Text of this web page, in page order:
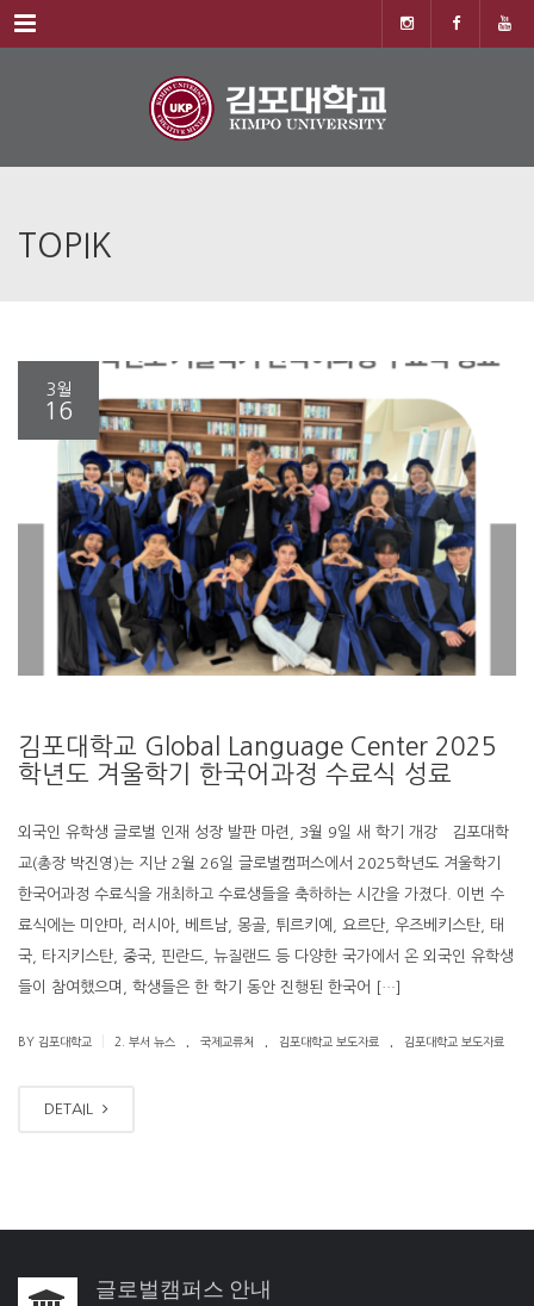
Menu
TOPIK
3월
16
김포대학교 Global Language Center 2025
학년도 겨울학기 한국어과정 수료식 성료
외국인 유학생 글로벌 인재 성장 발판 마련, 3월 9일 새 학기 개강 김포대학
교(총장 박진영)는 지난 2월 26일 글로벌캠퍼스에서 2025학년도 겨울학기
한국어과정 수료식을 개최하고 수료생들을 축하하는 시간을 가졌다. 이번 수
료식에는 미얀마, 러시아, 베트남, 몽골, 튀르키예, 요르단, 우즈베키스탄, 태
국, 타지키스탄, 중국, 핀란드, 뉴질랜드 등 다양한 국가에서 온 외국인 유학생
들이 참여했으며, 학생들은 한 학기 동안 진행된 한국어 […]
BY 김포대학교 2. 부서 뉴스 국제교류처 김포대학교 보도자료 김포대학교 보도자료
DETAIL
글로벌캠퍼스 안내